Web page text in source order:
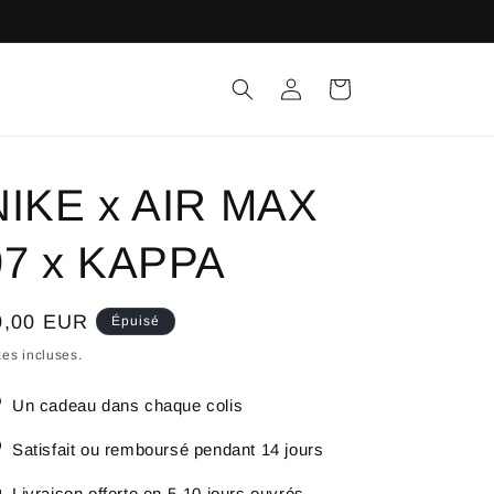
ConnexionPanier
x AIR MAX
x KAPPA
EUR Épuisé
incluses.
Un cadeau dans chaque colis
Satisfait ou remboursé pendant 14 jours